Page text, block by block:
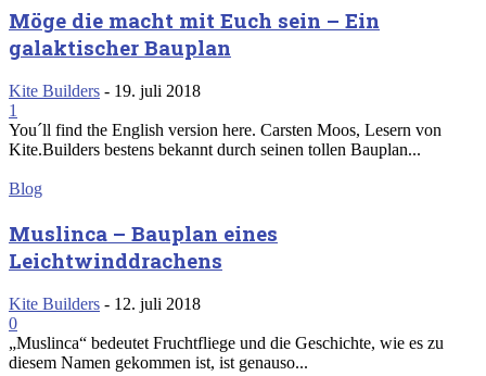
Möge die macht mit Euch sein – Ein
galaktischer Bauplan
Kite Builders - 19. juli 2018
1
You´ll find the English version here. Carsten Moos, Lesern von
Kite.Builders bestens bekannt durch seinen tollen Bauplan...
Blog
Muslinca – Bauplan eines
Leichtwinddrachens
Kite Builders - 12. juli 2018
0
„Muslinca“ bedeutet Fruchtfliege und die Geschichte, wie es zu
diesem Namen gekommen ist, ist genauso...